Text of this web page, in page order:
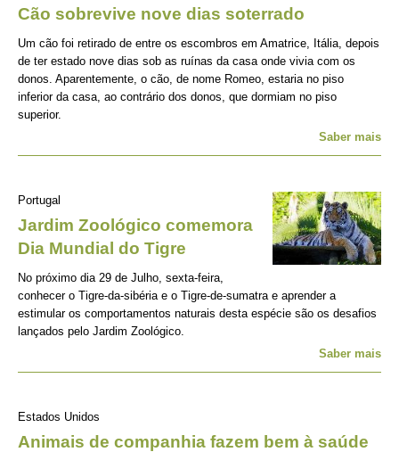
Cão sobrevive nove dias soterrado
Um cão foi retirado de entre os escombros em Amatrice, Itália, depois
de ter estado nove dias sob as ruínas da casa onde vivia com os
donos. Aparentemente, o cão, de nome Romeo, estaria no piso
inferior da casa, ao contrário dos donos, que dormiam no piso
superior.
Saber mais
Portugal
Jardim Zoológico comemora
Dia Mundial do Tigre
No próximo dia 29 de Julho, sexta-feira,
conhecer o Tigre-da-sibéria e o Tigre-de-sumatra e aprender a
estimular os comportamentos naturais desta espécie são os desafios
lançados pelo Jardim Zoológico.
Saber mais
Estados Unidos
Animais de companhia fazem bem à saúde